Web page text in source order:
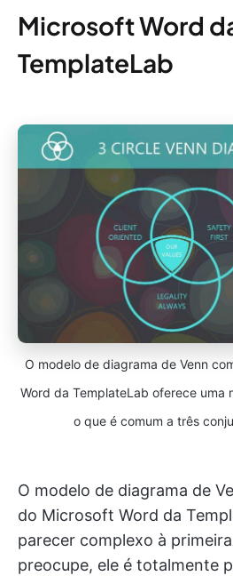
Microsoft Word
TemplateLab
O modelo de diagrama de Venn
Word da TemplateLab oferece uma
o que é comum a três
O modelo de diagrama de
do Microsoft Word da
parecer complexo à
preocupe, ele é totalmente